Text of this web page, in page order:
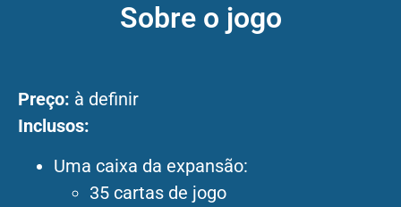
Sobre o jogo
Preço: à definir
Inclusos:
Uma caixa da expansão:
35 cartas de jogo